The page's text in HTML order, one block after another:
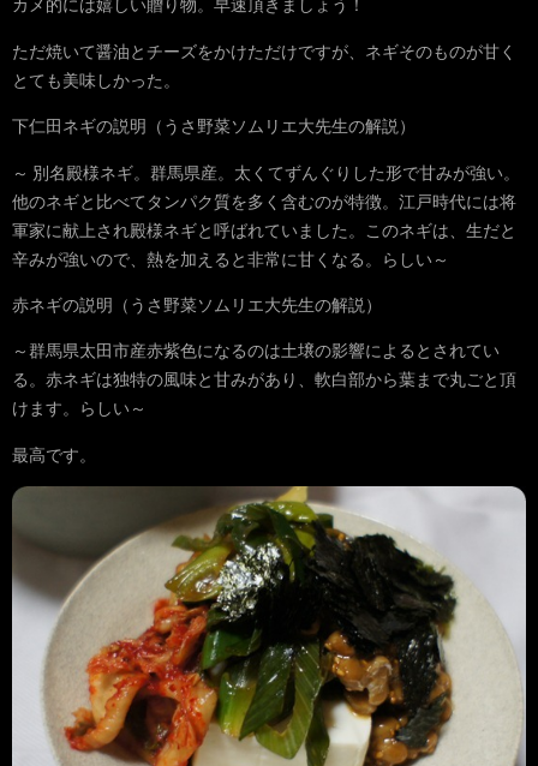
カメ的には嬉しい贈り物。早速頂きましょう！
ただ焼いて醤油とチーズをかけただけですが、ネギそのものが甘く
とても美味しかった。
下仁田ネギの説明（うさ野菜ソムリエ大先生の解説）
～ 別名殿様ネギ。群馬県産。太くてずんぐりした形で甘みが強い。
他のネギと比べてタンパク質を多く含むのが特徴。江戸時代には将
軍家に献上され殿様ネギと呼ばれていました。このネギは、生だと
辛みが強いので、熱を加えると非常に甘くなる。らしい～
赤ネギの説明（うさ野菜ソムリエ大先生の解説）
～群馬県太田市産赤紫色になるのは土壌の影響によるとされてい
る。赤ネギは独特の風味と甘みがあり、軟白部から葉まで丸ごと頂
けます。らしい～
最高です。